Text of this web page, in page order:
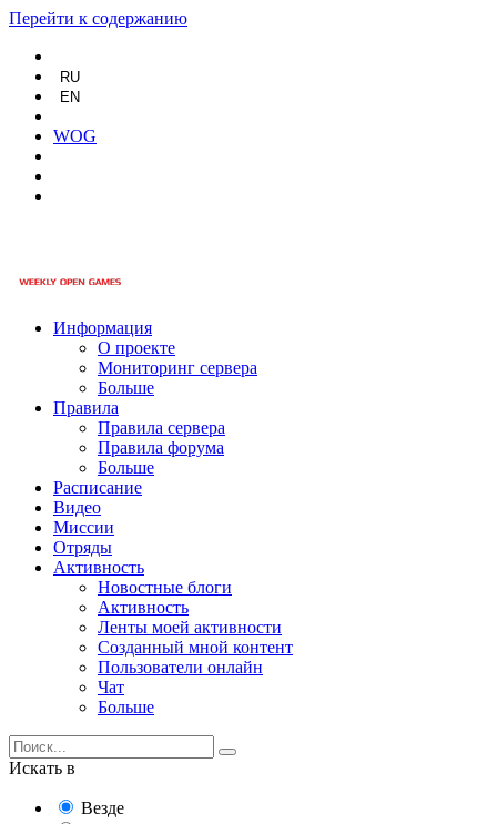
Перейти к содержанию
RU
EN
WOG
Информация
О проекте
Мониторинг сервера
Больше
Правила
Правила сервера
Правила форума
Больше
Расписание
Видео
Миссии
Отряды
Активность
Новостные блоги
Активность
Ленты моей активности
Созданный мной контент
Пользователи онлайн
Чат
Больше
Искать в
Везде